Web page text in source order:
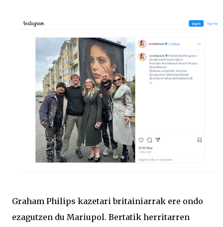
Graham Philips kazetari britainiarrak ere ondo
ezagutzen du Mariupol. Bertatik herritarren